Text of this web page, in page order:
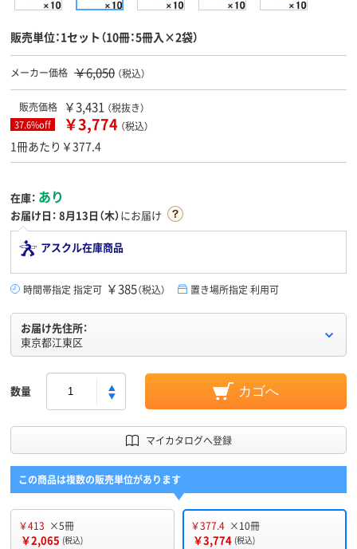
販売単位：1セット（10冊：5冊入×2袋）
メーカー価格 ￥6,050 （税込）
販売価格 ￥3,431 （税抜き）
37.6%off ￥3,774 （税込）
1冊あたり￥377.4
在庫： あり
お届け日： 8月13日（木）にお届け
アスクル在庫商品
時間帯指定 指定可 ￥385（税込） 置き場所指定 利用可
お届け先住所：
東京都江東区
数量 カゴへ
マイカタログへ登録
この商品は複数の販売単位があります
￥413 ×5冊
￥2,065 (税込)
￥377.4 ×10冊
￥3,774 (税込)